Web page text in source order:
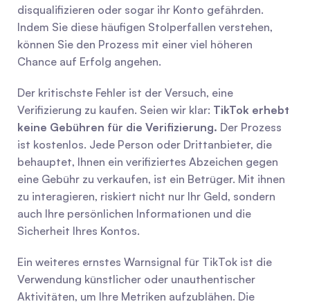
disqualifizieren oder sogar ihr Konto gefährden.
Indem Sie diese häufigen Stolperfallen verstehen,
können Sie den Prozess mit einer viel höheren
Chance auf Erfolg angehen.
Der kritischste Fehler ist der Versuch, eine
Verifizierung zu kaufen. Seien wir klar: TikTok erhebt
keine Gebühren für die Verifizierung. Der Prozess
ist kostenlos. Jede Person oder Drittanbieter, die
behauptet, Ihnen ein verifiziertes Abzeichen gegen
eine Gebühr zu verkaufen, ist ein Betrüger. Mit ihnen
zu interagieren, riskiert nicht nur Ihr Geld, sondern
auch Ihre persönlichen Informationen und die
Sicherheit Ihres Kontos.
Ein weiteres ernstes Warnsignal für TikTok ist die
Verwendung künstlicher oder unauthentischer
Aktivitäten, um Ihre Metriken aufzublähen. Die